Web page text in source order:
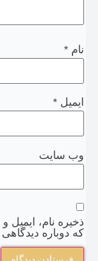
نام *
ایمیل *
وب‌ سایت
ذخیره نام،
که دوباره